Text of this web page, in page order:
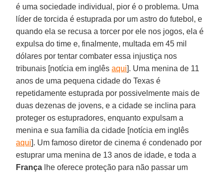
é uma sociedade individual, pior é o problema. Uma
líder de torcida é estuprada por um astro do futebol, e
quando ela se recusa a torcer por ele nos jogos, ela é
expulsa do time e, finalmente, multada em 45 mil
dólares por tentar combater essa injustiça nos
tribunais [notícia em inglêsaqui]. Uma menina de 11
anos de uma pequena cidade do Texas é
repetidamente estuprada por possivelmente mais de
duas dezenas de jovens, e a cidade se inclina para
proteger os estupradores, enquanto expulsam a
menina e sua família da cidade [notícia em inglês
aqui]. Um famoso diretor de cinema é condenado por
estuprar uma menina de 13 anos de idade, e toda a
França lhe oferece proteção para não passar um